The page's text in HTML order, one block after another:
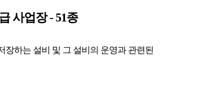
사업장 - 51종
장하는 설비 및 그 설비의 운영과 관련된